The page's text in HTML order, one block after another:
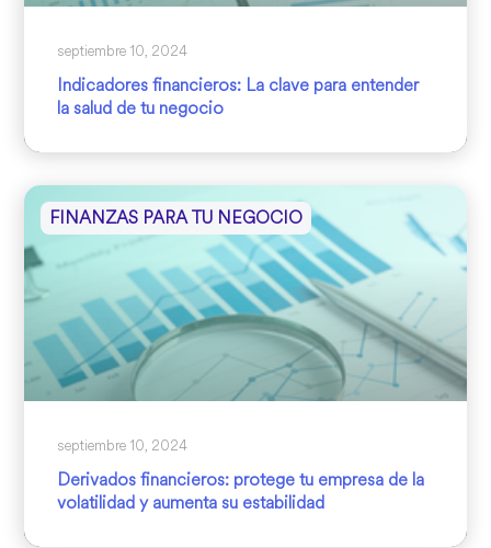
septiembre 10, 2024
Indicadores financieros: La clave para entender
la salud de tu negocio
septiembre 10, 2024
Derivados financieros: protege tu empresa de la
volatilidad y aumenta su estabilidad
FINANZAS PARA TU NEGOCIO